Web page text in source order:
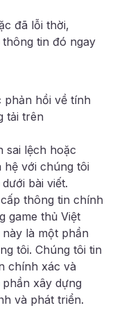
đã lỗi thời,
tin đó ngay
phản hồi về tính
tải trên
sai lệch hoặc
hệ với chúng tôi
bài viết.
thông tin chính
game thủ Việt
là một phần
tôi. Chúng tôi tin
chính xác và
xây dựng
và phát triển.